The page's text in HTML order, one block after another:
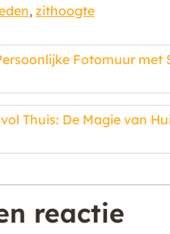
, zithoogte
Fotomuur met
Thuis: De Magie van
reactie